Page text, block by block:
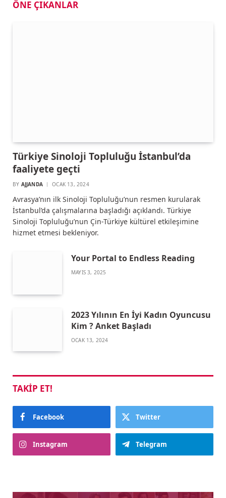
ÖNE ÇIKANLAR
Türkiye Sinoloji Topluluğu İstanbul’da
faaliyete geçti
BY AJJANDA OCAK 13, 2024
Avrasya’nın ilk Sinoloji Topluluğu’nun resmen kurularak
İstanbul’da çalışmalarına başladığı açıklandı. Türkiye
Sinoloji Topluluğu’nun Çin-Türkiye kültürel etkileşimine
hizmet etmesi bekleniyor.
Your Portal to Endless Reading
MAYIS 3, 2025
2023 Yılının En İyi Kadın Oyuncusu
Kim ? Anket Başladı
OCAK 13, 2024
TAKIP ET!
Facebook Twitter
Instagram Telegram